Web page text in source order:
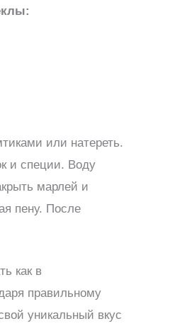
или натереть.
и специи. Воду
марлей и
пену. После
как в
правильному
уникальный вкус